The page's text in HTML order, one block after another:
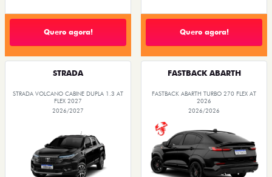
Quero agora! Quero agora!
STRADA
STRADA VOLCANO CABINE DUPLA 1.3 AT
FLEX 2027
2026/2027
FASTBACK ABARTH
FASTBACK ABARTH TURBO 270 FLEX AT
2026
2026/2026